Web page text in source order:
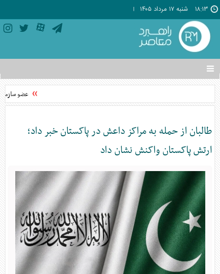
۱۸:۱۳ شنبه ۱۷ مرداد ۱۴۰۵
تغییر
وضعیت
منوی
ها
عضو
طالبان از حمله به مراکز داعش در پاکستان خبر داد؛
ارتش پاکستان واکنش نشان داد